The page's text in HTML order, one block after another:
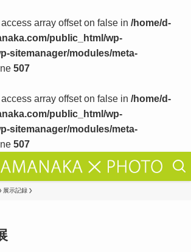
array offset on false in /home/d-
public_html/wp-
sitemanager/modules/meta-
507
array offset on false in /home/d-
public_html/wp-
sitemanager/modules/meta-
507
展示記録